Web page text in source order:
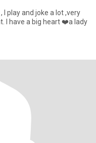
play and joke a lot ,very
I have a big heart ❤️a lady